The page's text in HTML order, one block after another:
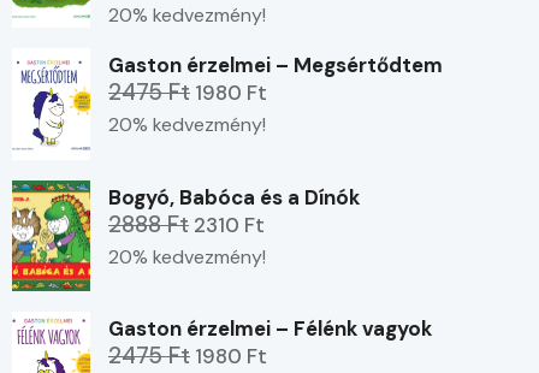
20% kedvezmény!
Gaston érzelmei – Megsértődtem
2475 Ft 1980 Ft
20% kedvezmény!
Bogyó, Babóca és a Dínók
2888 Ft 2310 Ft
20% kedvezmény!
Gaston érzelmei – Félénk vagyok
2475 Ft 1980 Ft